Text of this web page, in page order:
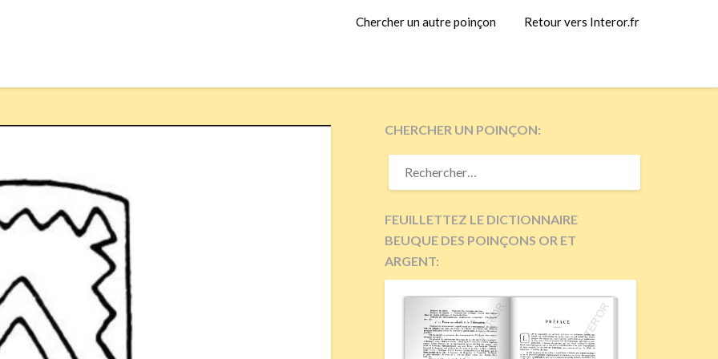
Chercher un autre poinçon Retour vers Interor.fr
CHERCHER UN POINÇON:
RECHERCHER :
FEUILLETTEZ LE DICTIONNAIRE
BEUQUE DES POINÇONS OR ET
ARGENT: